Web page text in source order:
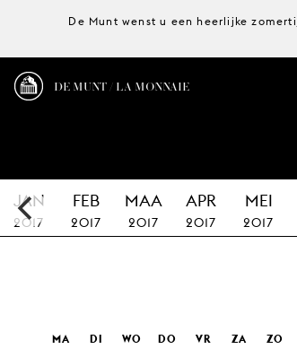
De Munt wenst u een heerlijke
DE MUNT / LA MONNAIE
JAN
2017
FEB
2017
MAA
2017
APR
2017
MEI
2017
MA DI WO DO VR ZA ZO